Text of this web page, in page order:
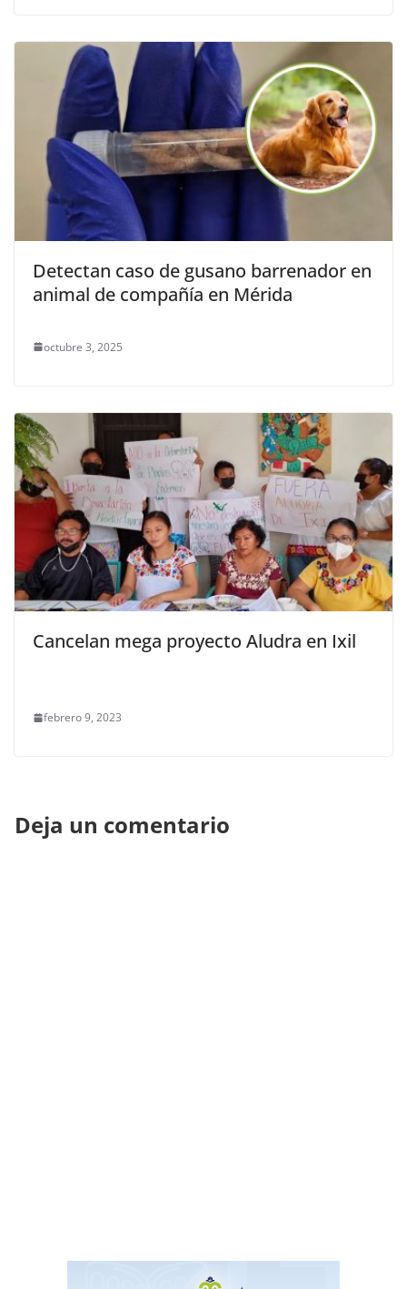
Detectan caso de gusano barrenador en
animal de compañía en Mérida
octubre 3, 2025
Cancelan mega proyecto Aludra en Ixil
febrero 9, 2023
Deja un comentario